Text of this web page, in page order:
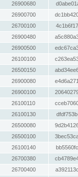
26900680
26900700
26700100
26900480
26900500
26100100
26500150
26900080
26900100
26100110
26100130
26500080
26500100
26100140
26700380
26700400